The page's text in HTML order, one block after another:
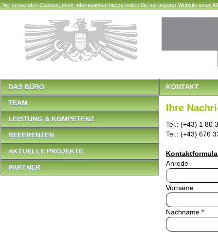
Wir verwenden Cookies, mehr Informationen hierzu finden Sie auf unserer Website unter
DAS BÜRO
TEAM
LEISTUNG & KOMPETENZ
REFERENZEN
AKTUELLE PROJEKTE
PARTNER
KONTAKT
Ihre
Tel.: (+43) 1 80
Tel.: (+43) 676
Anrede
Vorname
Nachname *